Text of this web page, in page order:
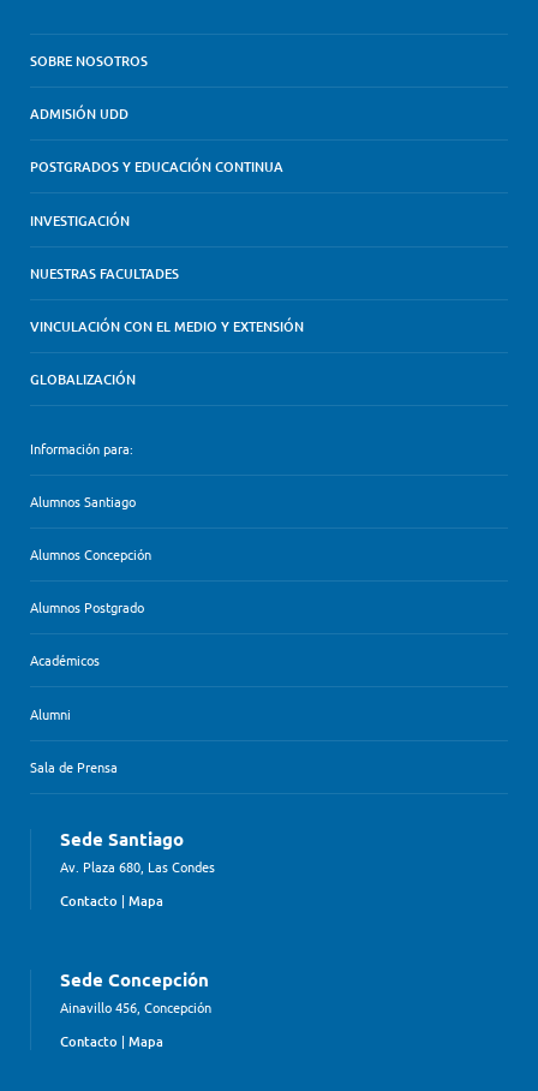
SOBRE NOSOTROS
ADMISIÓN UDD
POSTGRADOS Y EDUCACIÓN CONTINUA
INVESTIGACIÓN
NUESTRAS FACULTADES
VINCULACIÓN CON EL MEDIO Y EXTENSIÓN
GLOBALIZACIÓN
Información para:
Alumnos Santiago
Alumnos Concepción
Alumnos Postgrado
Académicos
Alumni
Sala de Prensa
Sede Santiago
Av. Plaza 680, Las Condes
Contacto | Mapa
Sede Concepción
Ainavillo 456, Concepción
Contacto | Mapa